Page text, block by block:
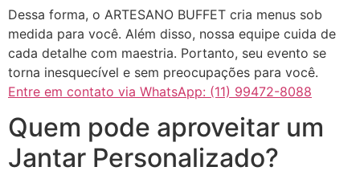
Dessa forma, o ARTESANO BUFFET cria menus sob
medida para você. Além disso, nossa equipe cuida de
cada detalhe com maestria. Portanto, seu evento se
torna inesquecível e sem preocupações para você.
Entre em contato via WhatsApp: (11) 99472-8088
Quem pode aproveitar um
Jantar Personalizado?